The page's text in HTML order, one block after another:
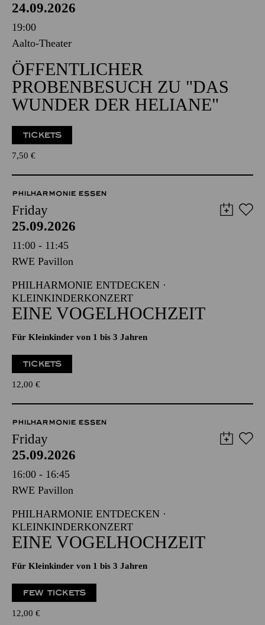
24.09.2026
19:00
Aalto-Theater
ÖFFENTLICHER
PROBENBESUCH ZU "DAS
WUNDER DER HELIANE"
TICKETS
7,50 €
PHILHARMONIE ESSEN
Friday
25.09.2026
11:00 - 11:45
RWE Pavillon
PHILHARMONIE ENTDECKEN ·
KLEINKINDERKONZERT
EINE VOGELHOCHZEIT
Für Kleinkinder von 1 bis 3 Jahren
TICKETS
12,00 €
PHILHARMONIE ESSEN
Friday
25.09.2026
16:00 - 16:45
RWE Pavillon
PHILHARMONIE ENTDECKEN ·
KLEINKINDERKONZERT
EINE VOGELHOCHZEIT
Für Kleinkinder von 1 bis 3 Jahren
FEW TICKETS
12,00 €